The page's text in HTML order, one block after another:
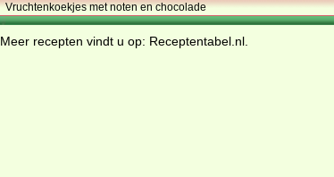
Vruchtenkoekjes met noten en chocolade
Meer recepten vindt u op: Receptentabel.nl